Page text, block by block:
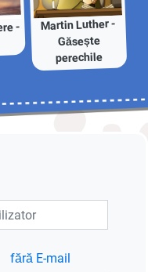
- Martin Luther -
Găsește
perechile
fără E-mail